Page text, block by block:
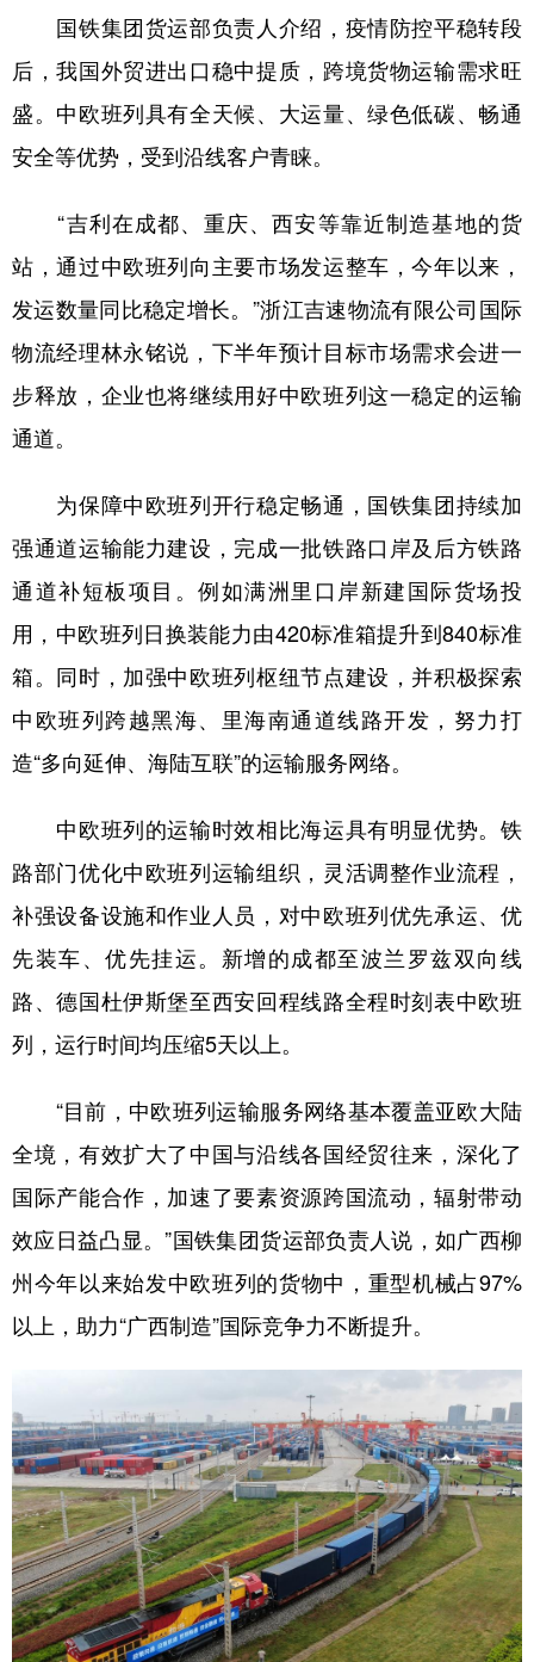
国铁集团货运部负责人介绍，疫情防控平稳转段
后，我国外贸进出口稳中提质，跨境货物运输需求旺
盛。中欧班列具有全天候、大运量、绿色低碳、畅通
安全等优势，受到沿线客户青睐。
“吉利在成都、重庆、西安等靠近制造基地的货
站，通过中欧班列向主要市场发运整车，今年以来，
发运数量同比稳定增长。”浙江吉速物流有限公司国际
物流经理林永铭说，下半年预计目标市场需求会进一
步释放，企业也将继续用好中欧班列这一稳定的运输
通道。
为保障中欧班列开行稳定畅通，国铁集团持续加
强通道运输能力建设，完成一批铁路口岸及后方铁路
通道补短板项目。例如满洲里口岸新建国际货场投
用，中欧班列日换装能力由420标准箱提升到840标准
箱。同时，加强中欧班列枢纽节点建设，并积极探索
中欧班列跨越黑海、里海南通道线路开发，努力打
造“多向延伸、海陆互联”的运输服务网络。
中欧班列的运输时效相比海运具有明显优势。铁
路部门优化中欧班列运输组织，灵活调整作业流程，
补强设备设施和作业人员，对中欧班列优先承运、优
先装车、优先挂运。新增的成都至波兰罗兹双向线
路、德国杜伊斯堡至西安回程线路全程时刻表中欧班
列，运行时间均压缩5天以上。
“目前，中欧班列运输服务网络基本覆盖亚欧大陆
全境，有效扩大了中国与沿线各国经贸往来，深化了
国际产能合作，加速了要素资源跨国流动，辐射带动
效应日益凸显。”国铁集团货运部负责人说，如广西柳
州今年以来始发中欧班列的货物中，重型机械占97%
以上，助力“广西制造”国际竞争力不断提升。